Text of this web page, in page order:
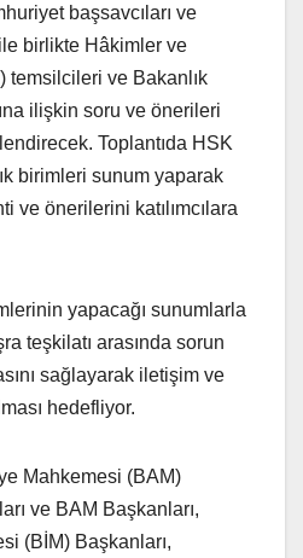
başsavcıları ve
birlikte Hâkimler ve
temsilcileri ve Bakanlık
ilişkin soru ve önerileri
Toplantıda HSK
birimleri sunum yaparak
ve önerilerini katılımcılara
yapacağı sunumlarla
teşkilatı arasında sorun
sağlayarak iletişim ve
hedefliyor.
Mahkemesi (BAM)
ve BAM Başkanları,
(BİM) Başkanları,